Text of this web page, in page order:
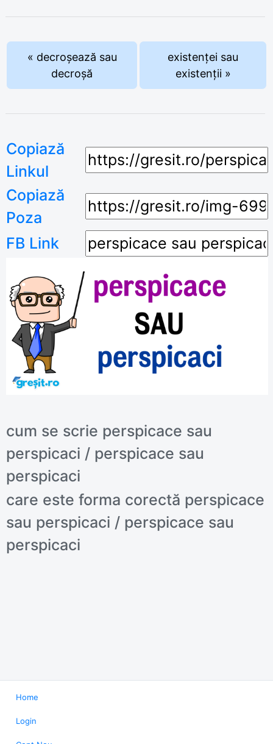
« decroșează sau
decroșă
existenței sau
existenții »
Copiază
Linkul
Copiază
Poza
FB Link
cum se scrie perspicace sau
perspicaci / perspicace sau
perspicaci
care este forma corectă perspicace
sau perspicaci / perspicace sau
perspicaci
Home
Login